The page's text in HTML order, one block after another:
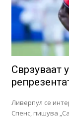
Сврзуваат
Ливерпул се
Спенс, пишува